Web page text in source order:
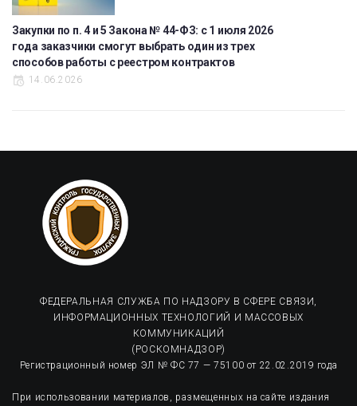
Закупки по п. 4 и 5 Закона № 44-ФЗ: с 1 июля 2026
года заказчики смогут выбрать один из трех
способов работы с реестром контрактов
14.06.2026
ФЕДЕРАЛЬНАЯ СЛУЖБА ПО НАДЗОРУ В СФЕРЕ СВЯЗИ,
ИНФОРМАЦИОННЫХ ТЕХНОЛОГИЙ И МАССОВЫХ
КОММУНИКАЦИЙ
(РОСКОМНАДЗОР)
Регистрационный номер ЭЛ № ФС 77 — 75100 от 22.02.2019 года
При использовании материалов, размещенных на сайте издания